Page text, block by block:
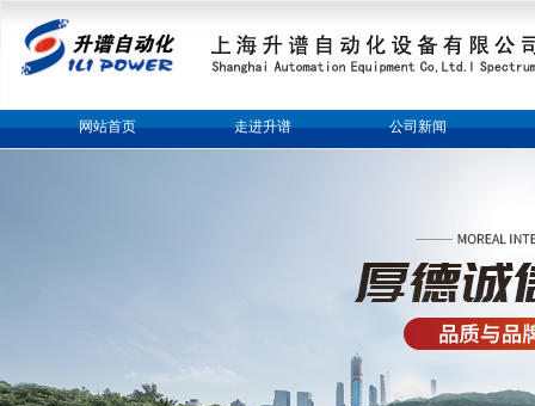
网站首页 走进升谱 公司新闻